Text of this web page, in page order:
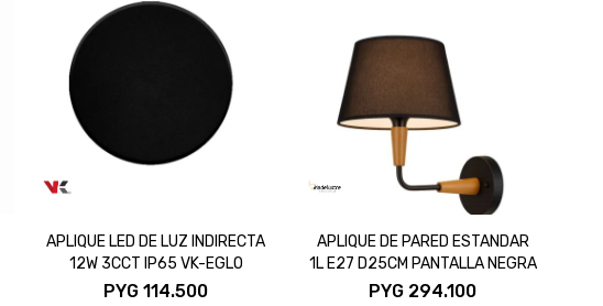
APLIQUE LED DE LUZ INDIRECTA
12W 3CCT IP65 VK-EGLO
PYG 114.500
APLIQUE DE PARED ESTANDAR
1L E27 D25CM PANTALLA NEGRA
PYG 294.100